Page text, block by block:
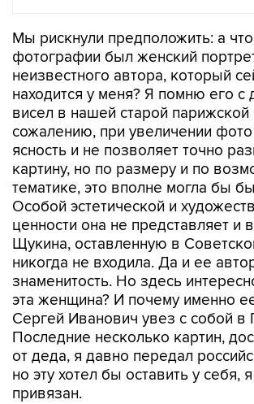
Мы рискнули предположить: а
фотографии был женский
неизвестного автора, который
находится у меня? Я помню его с
висел в нашей старой парижской
сожалению, при увеличении фото
ясность и не позволяет точно
картину, но по размеру и по
тематике, это вполне могла бы
Особой эстетической и
ценности она не представляет и
Щукина, оставленную в
никогда не входила. Да и ее
знаменитость. Но здесь
эта женщина? И почему именно
Сергей Иванович увез с собой в
Последние несколько картин,
от деда, я давно передал
но эту хотел бы оставить у себя,
привязан.